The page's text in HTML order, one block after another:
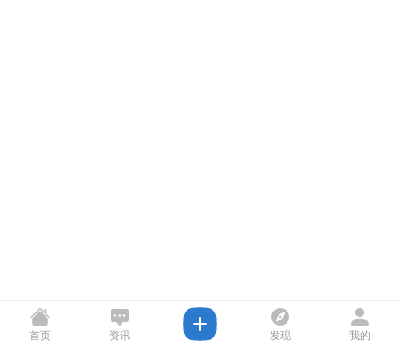
首页 资讯 发现 我的